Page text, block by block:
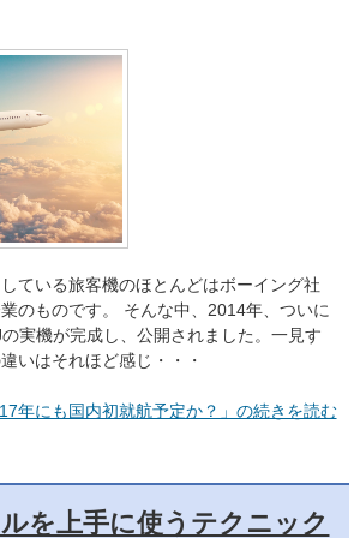
ている旅客機のほとんどはボーイング社
のものです。 そんな中、2014年、ついに
実機が完成し、公開されました。一見す
いはそれほど感じ・・・
年にも国内初就航予定か？」の続きを読む
ルを上手に使うテクニック